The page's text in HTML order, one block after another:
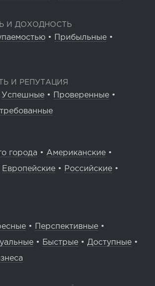
И ДОХОДНОСТЬ
• Прибыльные •
И РЕПУТАЦИЯ
Успешные • Проверенные •
города • Американские •
Европейские • Российские •
• Перспективные •
• Быстрые • Доступные •